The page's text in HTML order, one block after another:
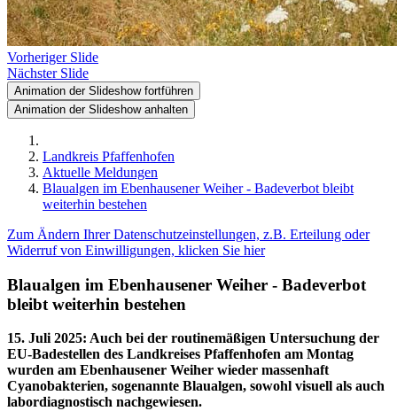
Vorheriger Slide
Nächster Slide
Animation der Slideshow fortführen
Animation der Slideshow anhalten
Landkreis Pfaffenhofen
Aktuelle Meldungen
Blaualgen im Ebenhausener Weiher - Badeverbot bleibt
weiterhin bestehen
Zum Ändern Ihrer Datenschutzeinstellungen, z.B. Erteilung oder
Widerruf von Einwilligungen, klicken Sie hier
Blaualgen im Ebenhausener Weiher - Badeverbot
bleibt weiterhin bestehen
15. Juli 2025: Auch bei der routinemäßigen Untersuchung der
EU-Badestellen des Landkreises Pfaffenhofen am Montag
wurden am Ebenhausener Weiher wieder massenhaft
Cyanobakterien, sogenannte Blaualgen, sowohl visuell als auch
labordiagnostisch nachgewiesen.